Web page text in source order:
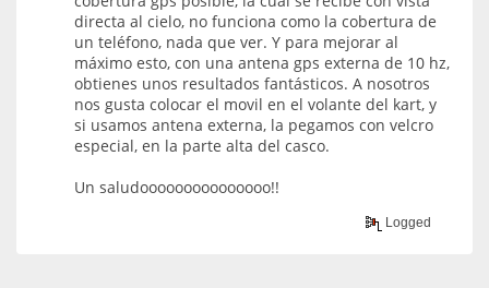
directa al cielo, no funciona como la cobertura de
un teléfono, nada que ver. Y para mejorar al
máximo esto, con una antena gps externa de 10 hz,
obtienes unos resultados fantásticos. A nosotros
nos gusta colocar el movil en el volante del kart, y
si usamos antena externa, la pegamos con velcro
especial, en la parte alta del casco.
Un saludooooooooooooooo!!
Logged